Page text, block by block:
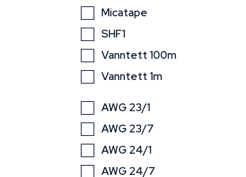
Micatape
SHF1
Vanntett 100m
Vanntett 1m
AWG 23/1
AWG 23/7
AWG 24/1
AWG 24/7